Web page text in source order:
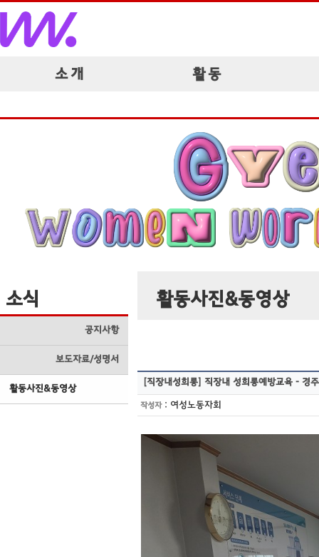
소 개 활 동
소식
공지사항
보도자료/성명서
활동사진&동영상
활동사진&동영상
[직장내성희롱] 직장내 성희롱예방교육 - 경
작성자: 여성노동자회